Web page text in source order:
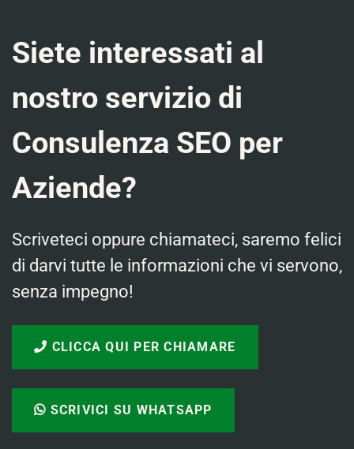
Siete interessati al
nostro servizio di
Consulenza SEO per
Aziende?
Scriveteci oppure chiamateci, saremo felici
di darvi tutte le informazioni che vi servono,
senza impegno!
CLICCA QUI PER CHIAMARE
SCRIVICI SU WHATSAPP